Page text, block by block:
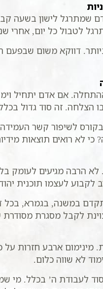
שמתרגל לישון
לטבול כל יום, אחרי
דווקא משום שבפעם
אם אדם יתחיל
הצלחה. זה סוד גדול
לשיפור קשר העמידה
לא רואים תוצאות
הרבה מגיעים לעומק
לקבוע לעצמו תוכנית
במשנה, בגמרא, בכל
לקבל מסגרת מסודרת
מינימום ארבע חזרות
לא שווה כלום.
לעבודת ה’ בכלל. מי